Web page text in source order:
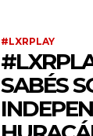
#LXRPLAY
SABÉS